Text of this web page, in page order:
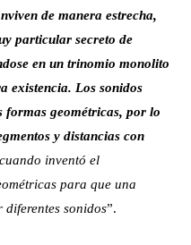
de manera estrecha,
particular secreto de
en un trinomio monolito
existencia. Los sonidos
formas geométricas, por lo
y distancias con
inventó el
para que una
sonidos”.